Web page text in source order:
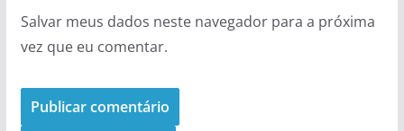
Salvar meus dados neste navegador para a próxima
vez que eu comentar.